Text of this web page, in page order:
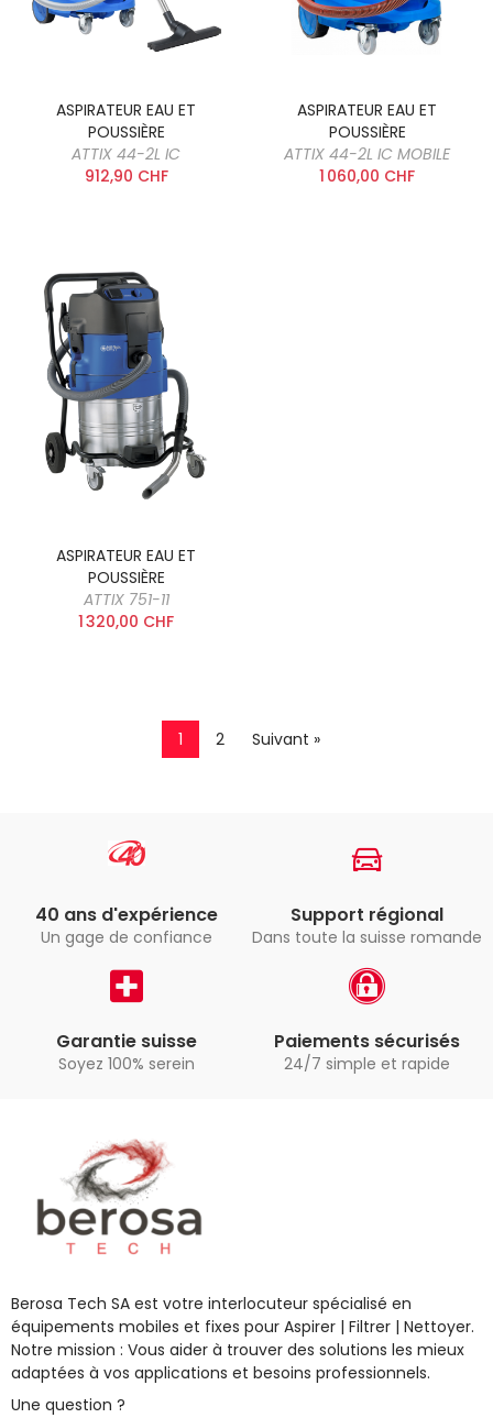
ASPIRATEUR EAU ET
POUSSIÈRE
ATTIX 44-2L IC
912,90 CHF
ASPIRATEUR EAU ET
POUSSIÈRE
ATTIX 44-2L IC MOBILE
1 060,00 CHF
ASPIRATEUR EAU ET
POUSSIÈRE
ATTIX 751-11
1 320,00 CHF
1 2 Suivant »
40 ans d'expérience
Un gage de confiance
Support régional
Dans toute la suisse romande
Garantie suisse
Soyez 100% serein
Paiements sécurisés
24/7 simple et rapide
Berosa Tech SA est votre interlocuteur spécialisé en
équipements mobiles et fixes pour Aspirer | Filtrer | Nettoyer.
Notre mission : Vous aider à trouver des solutions les mieux
adaptées à vos applications et besoins professionnels.
Une question ?